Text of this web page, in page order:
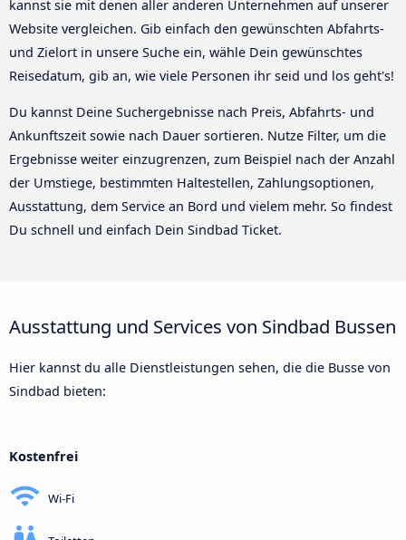
kannst sie mit denen aller anderen Unternehmen auf unserer
Website vergleichen. Gib einfach den gewünschten Abfahrts-
und Zielort in unsere Suche ein, wähle Dein gewünschtes
Reisedatum, gib an, wie viele Personen ihr seid und los geht's!
Du kannst Deine Suchergebnisse nach Preis, Abfahrts- und
Ankunftszeit sowie nach Dauer sortieren. Nutze Filter, um die
Ergebnisse weiter einzugrenzen, zum Beispiel nach der Anzahl
der Umstiege, bestimmten Haltestellen, Zahlungsoptionen,
Ausstattung, dem Service an Bord und vielem mehr. So findest
Du schnell und einfach Dein Sindbad Ticket.
Ausstattung und Services von Sindbad Bussen
Hier kannst du alle Dienstleistungen sehen, die die Busse von
Sindbad bieten:
Kostenfrei
Wi-Fi